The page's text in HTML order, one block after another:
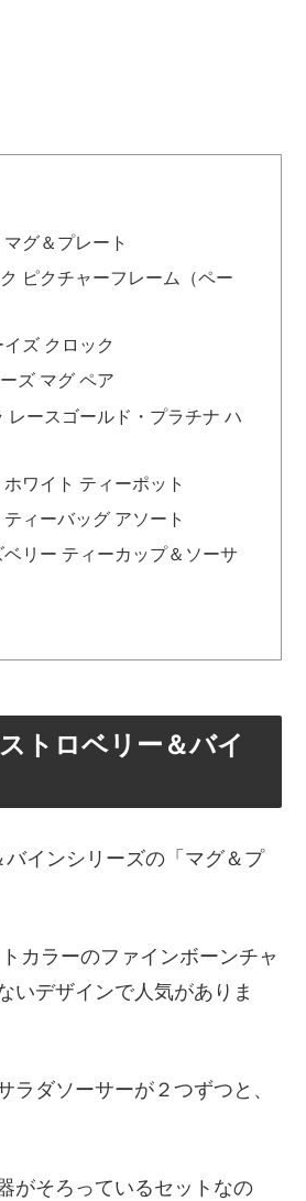
グ＆プレート
ピクチャーフレーム（ペー
ズ クロック
ズ マグ ペア
ースゴールド・プラチナ ハ
ワイト ティーポット
ィーバッグ アソート
リー ティーカップ＆ソーサ
トロベリー＆バイ
インシリーズの「マグ＆プ
カラーのファインボーンチャ
いデザインで人気がありま
ダソーサーが２つずつと、
がそろっているセットなの